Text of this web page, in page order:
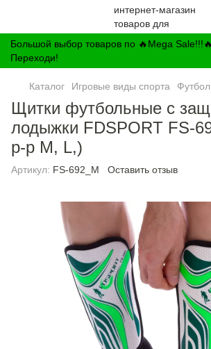
Большой выбор товаров по 🔥Mega
Переходи!
Каталог Игровые виды спорта Футбол
Щитки футбольные с
лодыжки FDSPORT FS-
р-р M, L,)
Артикул: FS-692_M Оставить отзыв